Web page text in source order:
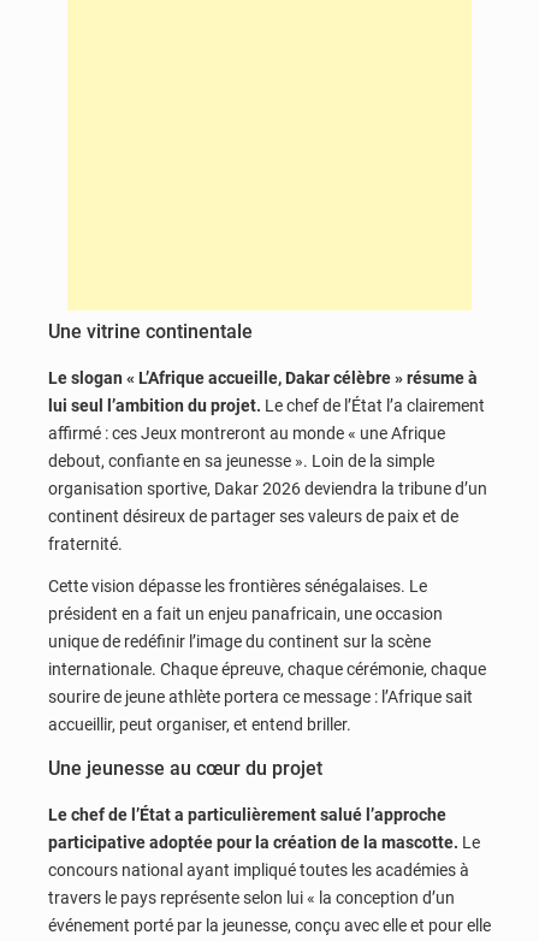
Une vitrine continentale
Le slogan « L’Afrique accueille, Dakar célèbre » résume à
lui seul l’ambition du projet. Le chef de l’État l’a clairement
affirmé : ces Jeux montreront au monde « une Afrique
debout, confiante en sa jeunesse ». Loin de la simple
organisation sportive, Dakar 2026 deviendra la tribune d’un
continent désireux de partager ses valeurs de paix et de
fraternité.
Cette vision dépasse les frontières sénégalaises. Le
président en a fait un enjeu panafricain, une occasion
unique de redéfinir l’image du continent sur la scène
internationale. Chaque épreuve, chaque cérémonie, chaque
sourire de jeune athlète portera ce message : l’Afrique sait
accueillir, peut organiser, et entend briller.
Une jeunesse au cœur du projet
Le chef de l’État a particulièrement salué l’approche
participative adoptée pour la création de la mascotte. Le
concours national ayant impliqué toutes les académies à
travers le pays représente selon lui « la conception d’un
événement porté par la jeunesse, conçu avec elle et pour elle